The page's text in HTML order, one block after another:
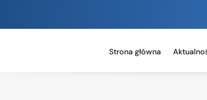
Strona główna